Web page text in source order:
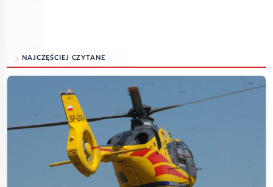
NAJCZĘŚCIEJ CZYTANE